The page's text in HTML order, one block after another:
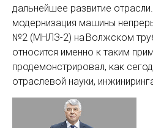
дальнейшее развитие
модернизация машины
№2 (МНЛЗ-2) на Волжском
относится именно к таким
продемонстрировал, как
отраслевой науки,